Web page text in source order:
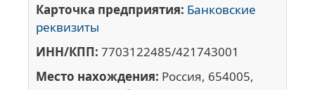
Карточка предприятия: Банковские
реквизиты
ИНН/КПП: 7703122485/421743001
Место нахождения: Россия, 654005,